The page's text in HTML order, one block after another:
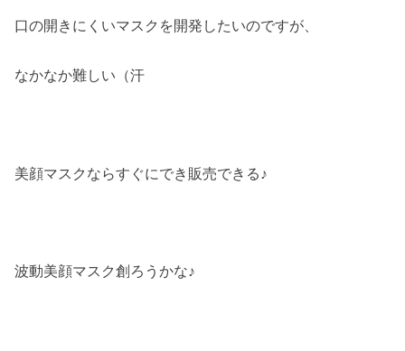
口の開きにくいマスクを開発したいのですが、
なかなか難しい（汗
美顔マスクならすぐにでき販売できる♪
波動美顔マスク創ろうかな♪